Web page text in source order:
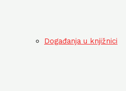
Događanja u knjižnici